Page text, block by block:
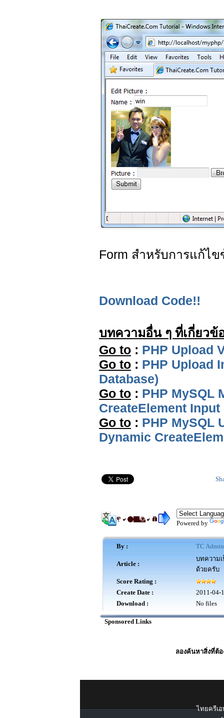
Form สำหรับการแก้ไ
Download Code!!
บทความอื่น ๆ ที่เกี่ยวข้
Go to : PHP Upload
Go to : PHP Upload
Database)
Go to : PHP MySQL
CreateElement
Go to : PHP MySQL
Dynamic
Powered by
By : TC Admin
Article :
บทความ
ด้วยครับ
Score Rating :
Create Date :
2011-04-
Download :
No files
Sponsored Links
ลองค้นหาสิ่งที่ต้อ
ไทยครีเอ